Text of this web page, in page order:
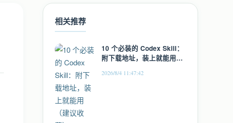
相关推荐
10 个必装的 Codex Skill：
附下载地址，装上就能用
2026/8/4 11:47:42